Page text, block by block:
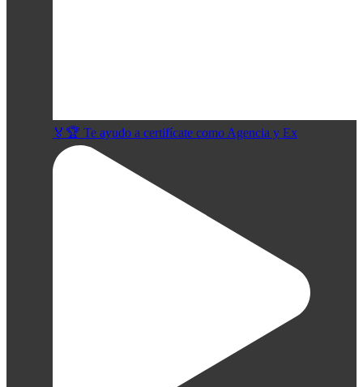
🏅🏆 Te ayudo a certifícate como Agencia y Ex